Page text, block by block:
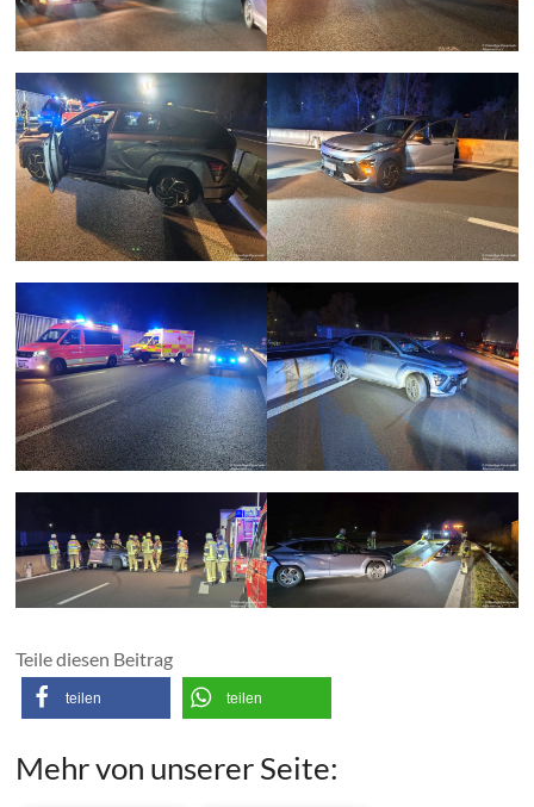
Teile diesen Beitrag
teilen teilen
Mehr von unserer Seite: